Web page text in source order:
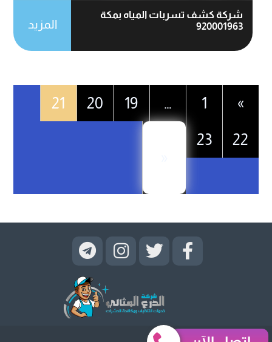
شركة كشف تسربات المياه بمكة
920001963
المزيد
»
1
…
19
20
21
22
23